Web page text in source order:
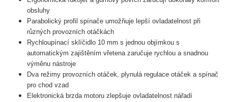
obsluhy
Parabolický profil spínače umožňuje lepší ovladatelnost při
různých provozních otáčkách
Rychloupínací sklíčidlo 10 mm s jednou objímkou s
automatickým zajištěním vřetena zaručuje rychlou a snadnou
výměnu nástroje
Dva režimy provozních otáček, plynulá regulace otáček a spínač
pro chod vzad
Elektronická brzda motoru zlepšuje ovladatelnost nářadí